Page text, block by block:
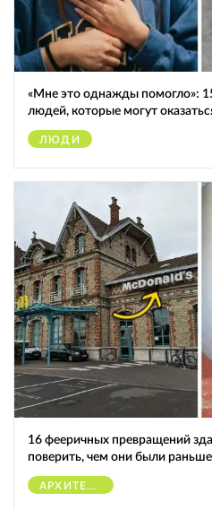
«Мне это однажды помогло»:
людей, которые могут
ЛЮДИ
16 фееричных превращений
поверить, чем они были раньше
АРХИТЕКТУРА